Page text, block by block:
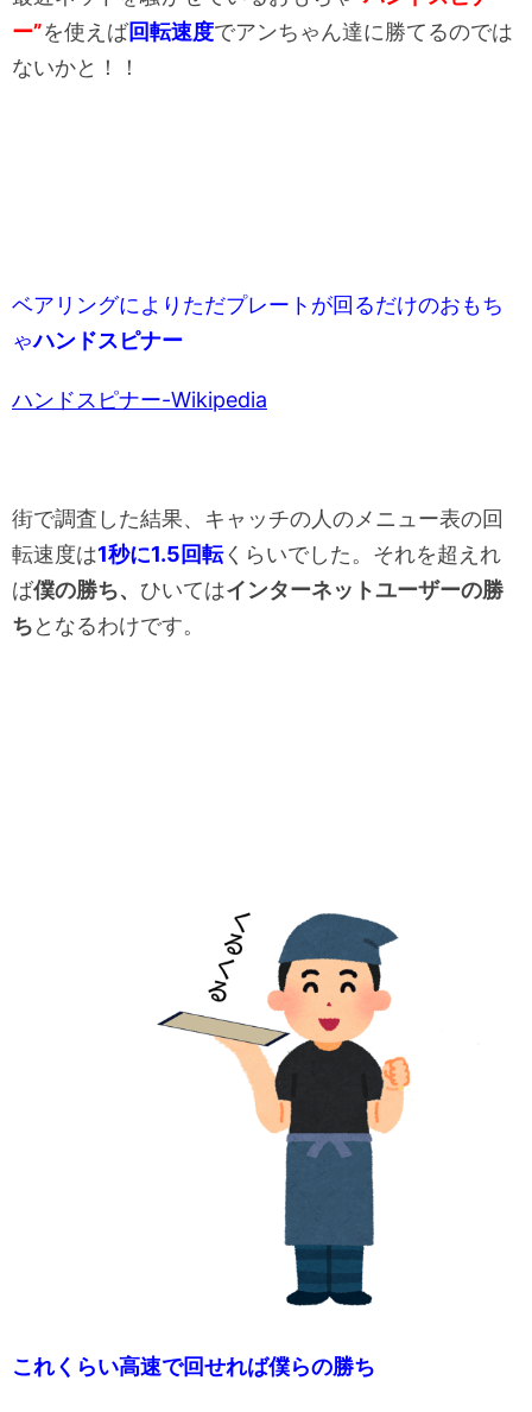
ー”を使えば回転速度でアンちゃん達に勝てるのでは
ないかと！！
ベアリングによりただプレートが回るだけのおもち
ゃハンドスピナー
ハンドスピナー-Wikipedia
街で調査した結果、キャッチの人のメニュー表の回
転速度は1秒に1.5回転くらいでした。それを超えれ
ば僕の勝ち、 ひいてはインターネットユーザーの勝
ちとなるわけです。
これくらい高速で回せれば僕らの勝ち